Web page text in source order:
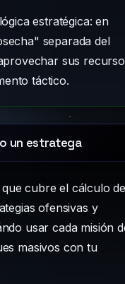
estratégica: en
separada del
sus
táctico.
un estratega
cubre el cálculo
ofensivas y
usar cada misión
masivos con tu